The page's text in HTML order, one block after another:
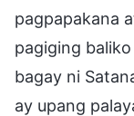
pagpapakana
pagiging
bagay ni
ay upang